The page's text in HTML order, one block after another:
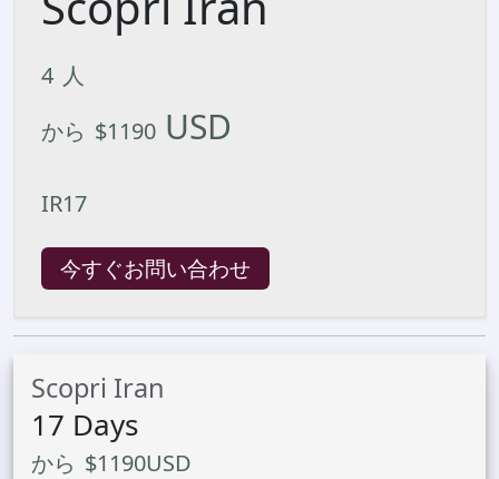
4 人
から $1190 USD
IR17
今すぐお問い合わせ
Scopri Iran
17 Days
から $1190USD